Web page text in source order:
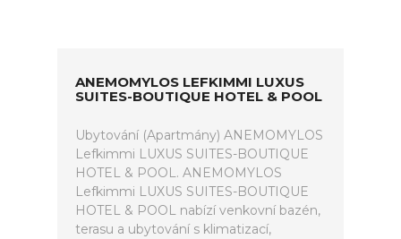
ANEMOMYLOS LEFKIMMI LUXUS
SUITES-BOUTIQUE HOTEL & POOL
Ubytování (Apartmány) ANEMOMYLOS
Lefkimmi LUXUS SUITES-BOUTIQUE
HOTEL & POOL. ANEMOMYLOS
Lefkimmi LUXUS SUITES-BOUTIQUE
HOTEL & POOL nabízí venkovní bazén,
terasu a ubytování s klimatizací,